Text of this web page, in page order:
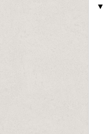
▼